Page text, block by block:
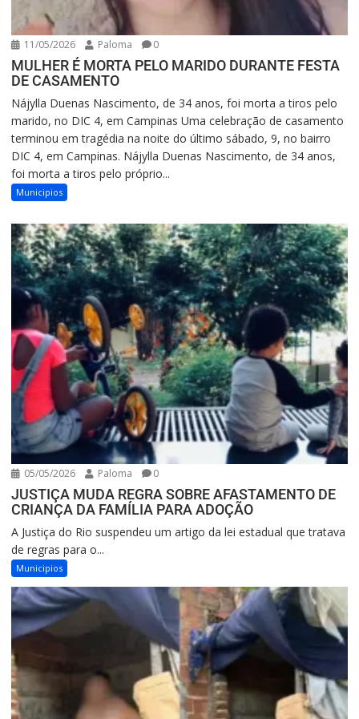
11/05/2026 Paloma 0
MULHER É MORTA PELO MARIDO DURANTE FESTA
DE CASAMENTO
Nájylla Duenas Nascimento, de 34 anos, foi morta a tiros pelo
marido, no DIC 4, em Campinas Uma celebração de casamento
terminou em tragédia na noite do último sábado, 9, no bairro
DIC 4, em Campinas. Nájylla Duenas Nascimento, de 34 anos,
foi morta a tiros pelo próprio...
Municipios
05/05/2026 Paloma 0
JUSTIÇA MUDA REGRA SOBRE AFASTAMENTO DE
CRIANÇA DA FAMÍLIA PARA ADOÇÃO
A Justiça do Rio suspendeu um artigo da lei estadual que tratava
de regras para o...
Municipios